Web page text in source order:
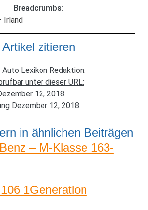
Breadcrumbs:
Irland
Artikel zitieren
Lexikon Redaktion.
unter dieser URL:
12, 2018.
Dezember 12, 2018.
in ähnlichen Beiträgen
– M-Klasse 163-
1Generation